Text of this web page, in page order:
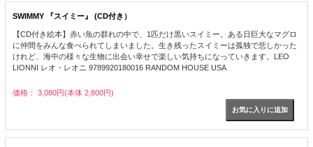
SWIMMY 『スイミー』 (CD付き）
【CD付き絵本】赤い魚の群れの中で、1匹だけ黒いスイミー。ある日巨大なマグロ
に仲間をみんな食べられてしまいました。生き残ったスイミーは孤独で悲しかった
けれど、海中の様々な生物に出会い幸せで楽しい気持ちになっていきます。LEO
LIONNI レオ・レオニ 9789920180016 RANDOM HOUSE USA
価格： 3,080円(本体 2,800円)